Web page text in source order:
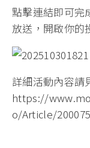
點擊連結即可完
放送，開啟你的
詳細活動內容請
https://
o/Article/200075